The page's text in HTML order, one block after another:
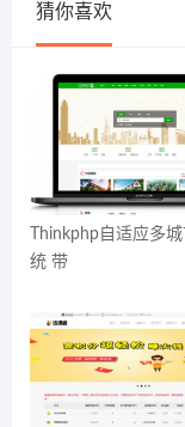
猜你喜欢
Thinkphp自适应多
统 带